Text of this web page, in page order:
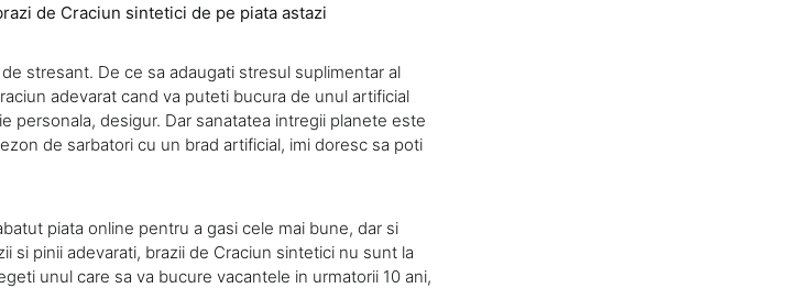
de Craciun sintetici de pe piata astazi
stresant. De ce sa adaugati stresul suplimentar al
adevarat cand va puteti bucura de unul artificial
personala, desigur. Dar sanatatea intregii planete este
de sarbatori cu un brad artificial, imi doresc sa poti
piata online pentru a gasi cele mai bune, dar si
si pinii adevarati, brazii de Craciun sintetici nu sunt la
unul care sa va bucure vacantele in urmatorii 10 ani,